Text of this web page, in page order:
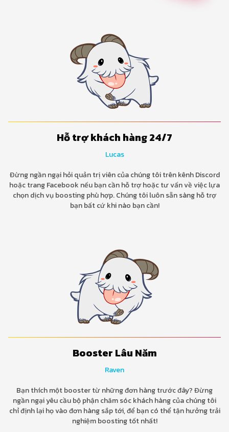
Hỗ trợ khách hàng 24/7
Lucas
Đừng ngần ngại hỏi quản trị viên của chúng tôi trên kênh Discord
hoặc trang Facebook nếu bạn cần hỗ trợ hoặc tư vấn về việc lựa
chọn dịch vụ boosting phù hợp. Chúng tôi luôn sẵn sàng hỗ trợ
bạn bất cứ khi nào bạn cần!
Booster Lâu Năm
Raven
Bạn thích một booster từ những đơn hàng trước đây? Đừng
ngần ngại yêu cầu bộ phận chăm sóc khách hàng của chúng tôi
chỉ định lại họ vào đơn hàng sắp tới, để bạn có thể tận hưởng trải
nghiệm boosting tốt nhất!